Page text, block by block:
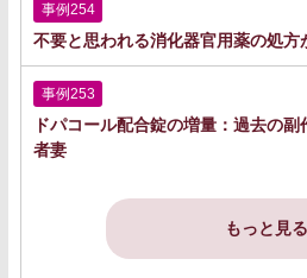
事例254
不要と思われる消化器官用薬の処方
事例253
ドパコール配合錠の増量：過去の
者妻
もっと見る